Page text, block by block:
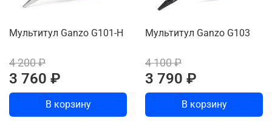
Мультитул Ganzo G101-H
4 200 ₽
3 760 ₽
В корзину
Мультитул Ganzo G103
4 100 ₽
3 790 ₽
В корзину